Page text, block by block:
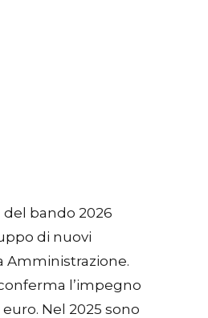
bando 2026
di nuovi
Amministrazione.
l’impegno
Nel 2025 sono